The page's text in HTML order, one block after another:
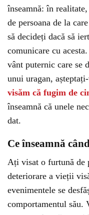
înseamnă: în
de persoana de la
să decideți dacă să
comunicare cu
vânt puternic care se
unui uragan,
visăm că fugim de
înseamnă că unele
dat.
Ce înseamnă
Ați visat o furtună de
deteriorare a vieții
evenimentele se
comportamentul său.